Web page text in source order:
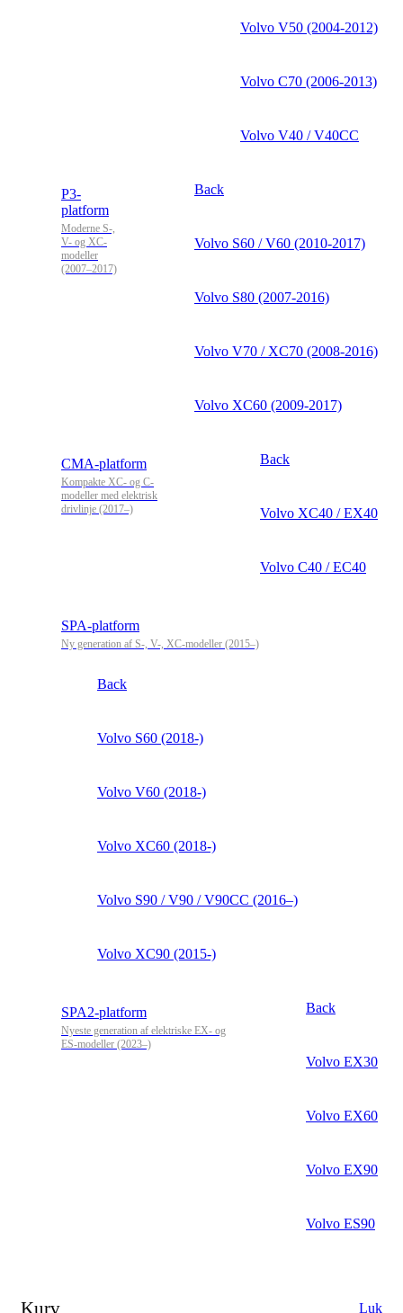
Volvo V50 (2004-2012)
Volvo C70 (2006-2013)
Volvo V40 / V40CC
P3-
platform
Moderne S-,
V- og XC-
modeller
(2007–2017)
Back
Volvo S60 / V60 (2010-2017)
Volvo S80 (2007-2016)
Volvo V70 / XC70 (2008-2016)
Volvo XC60 (2009-2017)
CMA-platform
Kompakte XC- og C-
modeller med elektrisk
drivlinje (2017–)
Back
Volvo XC40 / EX40
Volvo C40 / EC40
SPA-platform
Ny generation af S-, V-, XC-modeller (2015–)
Back
Volvo S60 (2018-)
Volvo V60 (2018-)
Volvo XC60 (2018-)
Volvo S90 / V90 / V90CC (2016–)
Volvo XC90 (2015-)
SPA2-platform
Nyeste generation af elektriske EX- og
ES-modeller (2023–)
Back
Volvo EX30
Volvo EX60
Volvo EX90
Volvo ES90
Kurv Luk